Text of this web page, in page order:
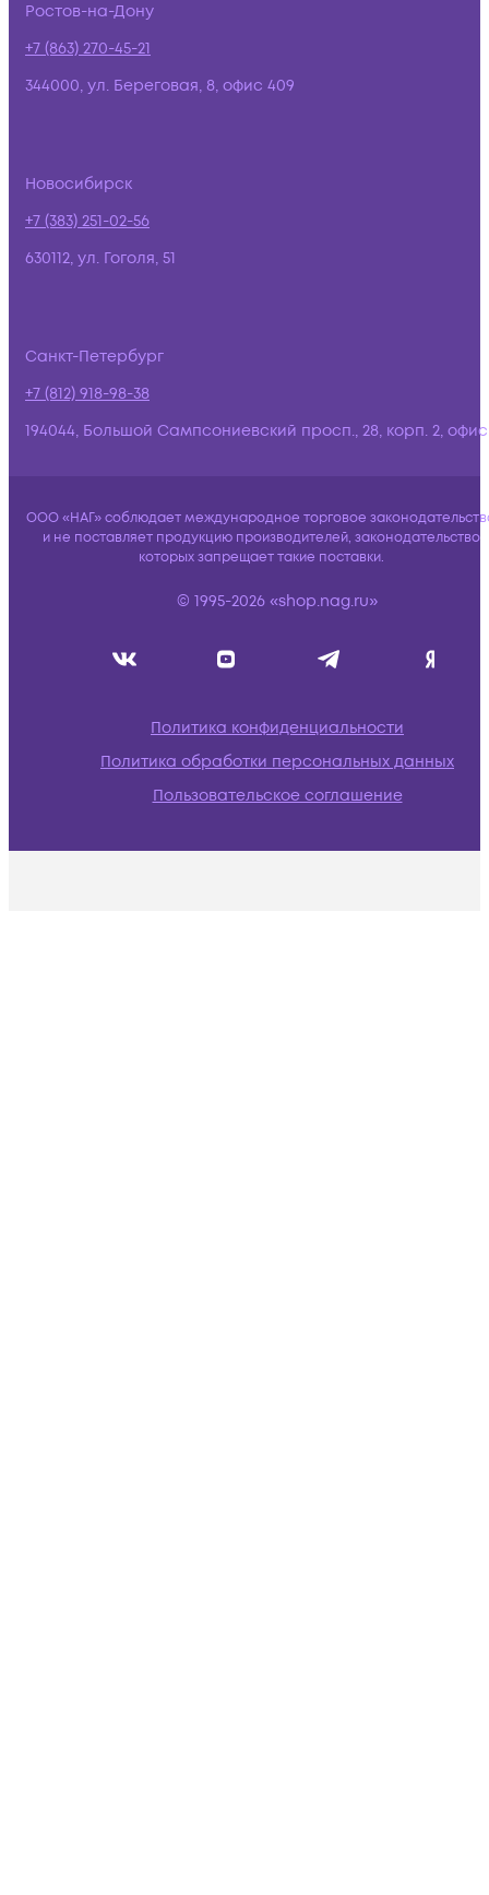
Ростов-на-Дону
+7 (863) 270-45-21
344000, ул. Береговая, 8, офис 409
Новосибирск
+7 (383) 251-02-56
630112, ул. Гоголя, 51
Санкт-Петербург
+7 (812) 918-98-38
194044, Большой Сампсониевский просп., 28, корп. 2,
ООО «НАГ» соблюдает международное торговое
и не поставляет продукцию производителей, законодательство
которых запрещает такие поставки.
© 1995-2026 «shop.nag.ru»
Политика конфиденциальности
Политика обработки персональных данных
Пользовательское соглашение